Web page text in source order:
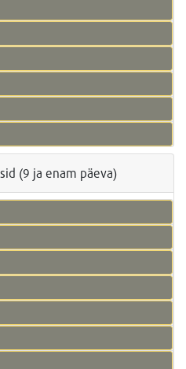
(9 ja enam päeva)